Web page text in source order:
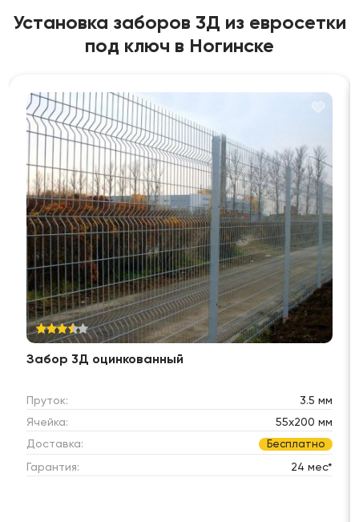
Установка заборов 3Д из евросетки
под ключ в Ногинске
Забор 3Д оцинкованный
Пруток:
3.5 мм
Ячейка:
55х200 мм
Доставка:
Бесплатно
Гарантия: 24 мес*